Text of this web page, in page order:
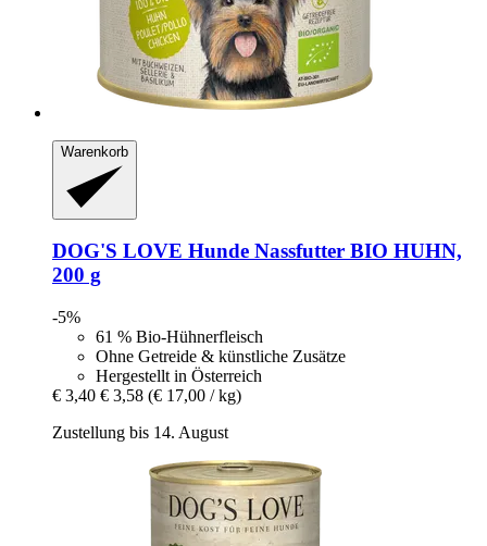
Warenkorb
DOG'S LOVE Hunde Nassfutter BIO HUHN,
200 g
-5%
61 % Bio-Hühnerfleisch
Ohne Getreide & künstliche Zusätze
Hergestellt in Österreich
€ 3,40 € 3,58 (€ 17,00 / kg)
Zustellung bis 14. August